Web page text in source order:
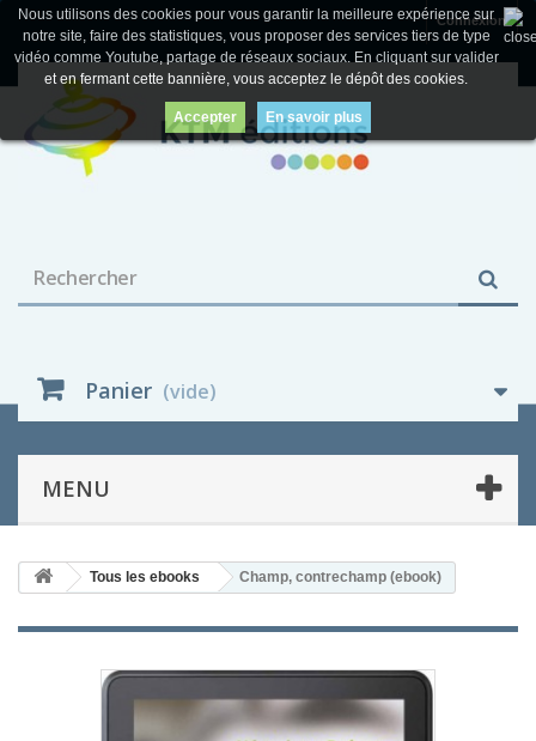
Connexion
Panier (vide)
MENU
Nous utilisons des cookies pour vous garantir la meilleure expérience sur
notre site, faire des statistiques, vous proposer des services tiers de type
vidéo comme Youtube, partage de réseaux sociaux. En cliquant sur valider
et en fermant cette bannière, vous acceptez le dépôt des cookies.
Accepter En savoir plus
Tous les ebooks Champ, contrechamp (ebook)